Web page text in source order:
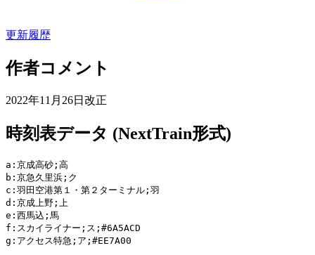
更新履歴
作者コメント
2022年11月26日改正
時刻表データ (NextTrain形式)
a:京成高砂;高
b:京急久里浜;ク
c:羽田空港第１・第２ターミナル;羽
d:京成上野;上
e:西馬込;馬
f:スカイライナー;ス;#6A5ACD
g:アクセス特急;ア;#EE7A00